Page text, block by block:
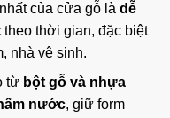
của cửa gỗ là dễ
theo thời gian, đặc biệt
nhà vệ sinh.
từ bột gỗ và nhựa
nước, giữ form